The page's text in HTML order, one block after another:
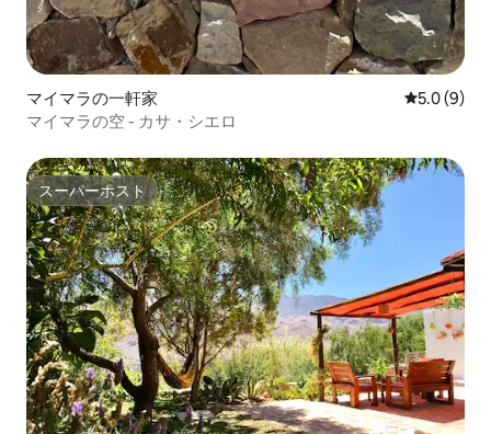
マイマラの一軒家 レビュー9
5.0 (9)
マイマラの空 - カサ・シエロ
スーパーホスト
スーパーホスト